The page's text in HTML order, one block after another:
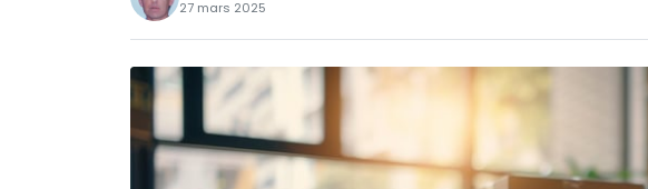
27 mars 2025